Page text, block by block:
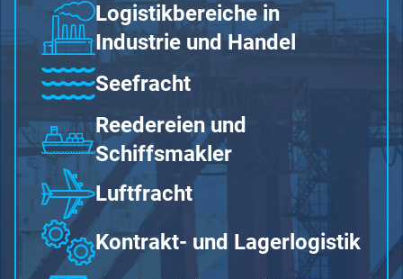
Logistikbereiche in
Industrie und Handel
Seefracht
Reedereien und
Schiffsmakler
Luftfracht
Kontrakt- und Lagerlogistik